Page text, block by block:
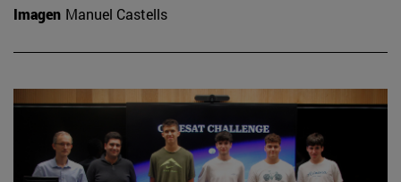
Imagen Manuel Castells